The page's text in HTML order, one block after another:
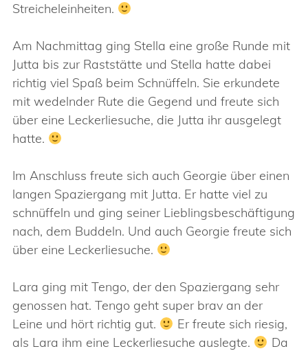
Streicheleinheiten.
Am Nachmittag ging Stella eine große Runde mit
Jutta bis zur Raststätte und Stella hatte dabei
richtig viel Spaß beim Schnüffeln. Sie erkundete
mit wedelnder Rute die Gegend und freute sich
über eine Leckerliesuche, die Jutta ihr ausgelegt
hatte.
Im Anschluss freute sich auch Georgie über einen
langen Spaziergang mit Jutta. Er hatte viel zu
schnüffeln und ging seiner Lieblingsbeschäftigung
nach, dem Buddeln. Und auch Georgie freute sich
über eine Leckerliesuche.
Lara ging mit Tengo, der den Spaziergang sehr
genossen hat. Tengo geht super brav an der
Leine und hört richtig gut.
Er freute sich riesig,
als Lara ihm eine Leckerliesuche auslegte.
Da